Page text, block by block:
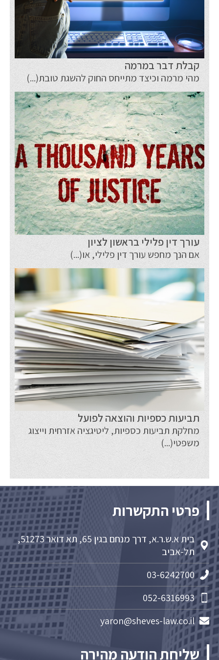
קבלת דבר במרמה
מהי מרמה וכיצד מתייחס החוק להשגת טובת(...)
עורך דין פלילי בראשון לציון
אם הנך מחפש עורך דין פלילי, או(...)
תביעות כספיות והוצאה לפועל
מחלקת תביעות כספיות, ליטיגציה אזרחית וייצוג
משפטי(...)
פרטי התקשרות
בית א.ש.ר.א, דרך מנחם בגין 65, תא דואר 51273,
תל-אביב
03-6242700
052-6316993
yaron@sheves-law.co.il
שליחת הודעה מהירה